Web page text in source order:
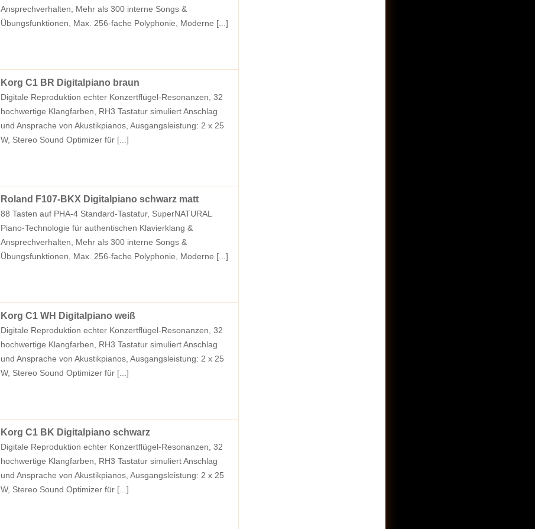
Ansprechverhalten, Mehr als 300 interne Songs &
Übungsfunktionen, Max. 256-fache Polyphonie, Moderne [...]
Korg C1 BR Digitalpiano braun
Digitale Reproduktion echter Konzertflügel-Resonanzen, 32
hochwertige Klangfarben, RH3 Tastatur simuliert Anschlag
und Ansprache von Akustikpianos, Ausgangsleistung: 2 x 25
W, Stereo Sound Optimizer für [...]
Roland F107-BKX Digitalpiano schwarz matt
88 Tasten auf PHA-4 Standard-Tastatur, SuperNATURAL
Piano-Technologie für authentischen Klavierklang &
Ansprechverhalten, Mehr als 300 interne Songs &
Übungsfunktionen, Max. 256-fache Polyphonie, Moderne [...]
Korg C1 WH Digitalpiano weiß
Digitale Reproduktion echter Konzertflügel-Resonanzen, 32
hochwertige Klangfarben, RH3 Tastatur simuliert Anschlag
und Ansprache von Akustikpianos, Ausgangsleistung: 2 x 25
W, Stereo Sound Optimizer für [...]
Korg C1 BK Digitalpiano schwarz
Digitale Reproduktion echter Konzertflügel-Resonanzen, 32
hochwertige Klangfarben, RH3 Tastatur simuliert Anschlag
und Ansprache von Akustikpianos, Ausgangsleistung: 2 x 25
W, Stereo Sound Optimizer für [...]